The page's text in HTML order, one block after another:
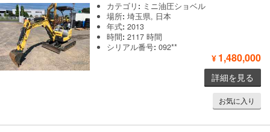
カテゴリ : ミニ油圧ショベル
場所:埼玉県, 日本
年式:2013
時間:2117 時間
シリアル番号:092**
¥ 1,480,000
詳細を見る
お気に入り